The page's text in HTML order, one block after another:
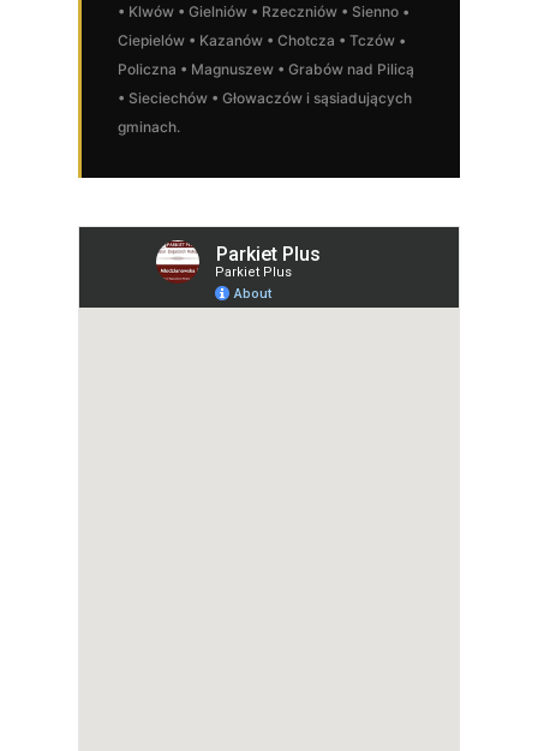
• Klwów • Gielniów • Rzeczniów • Sienno •
Ciepielów • Kazanów • Chotcza • Tczów •
Policzna • Magnuszew • Grabów nad Pilicą
• Sieciechów • Głowaczów i sąsiadujących
gminach.